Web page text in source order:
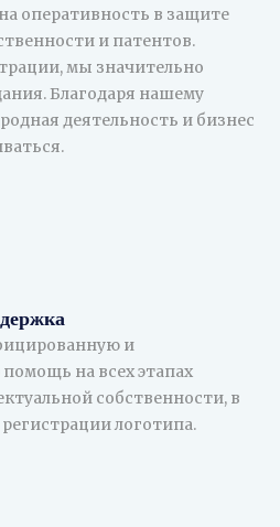
оперативность в защите
и патентов.
мы значительно
Благодаря нашему
деятельность и бизнес
и
на всех этапах
собственности, в
логотипа.